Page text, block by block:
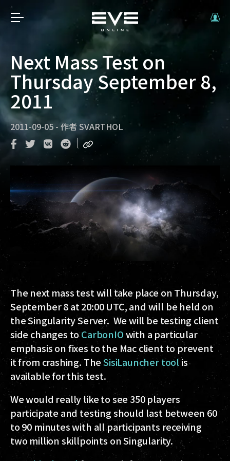
Next Mass Test on
Thursday September 8,
2011
2011-09-05 - 作者 SVARTHOL
The next mass test will take place on Thursday,
September 8 at 20:00 UTC, and will be held on
the Singularity Server. We will be testing client
side changes toCarbonIOwith a particular
emphasis on fixes to the Mac client to prevent
it from crashing. TheSisiLauncher toolis
available for this test.
We would really like to see 350 players
participate and testing should last between 60
to 90 minutes with all participants receiving
two million skillpoints on Singularity.